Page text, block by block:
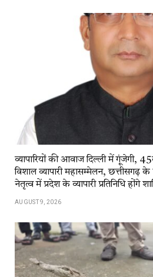
व्यापारियों की आवाज दिल्ली में गूंजेगी,
विशाल व्यापारी महासम्मेलन, छत्तीसगढ़
नेतृत्व में प्रदेश के व्यापारी प्रतिनिधि होंगे
AUGUST 9, 2026